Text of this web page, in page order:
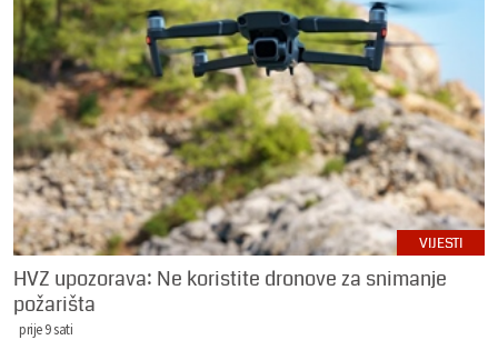
VIJESTI
HVZ upozorava: Ne koristite dronove za snimanje
požarišta
prije 9 sati